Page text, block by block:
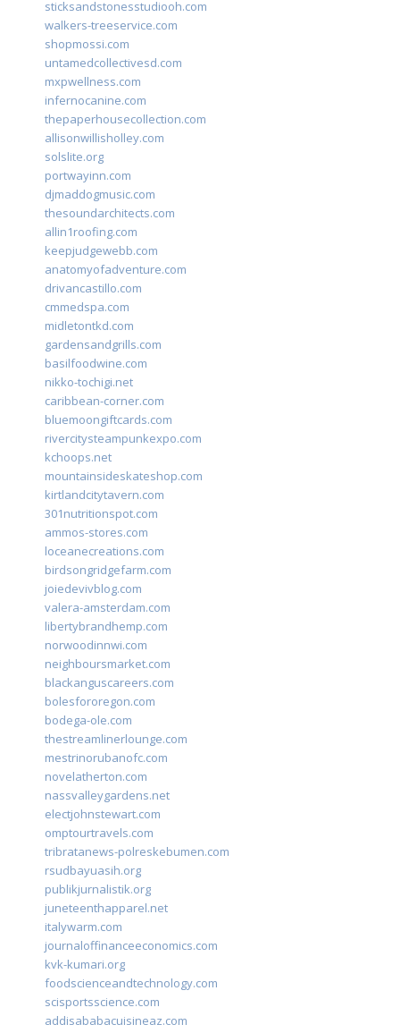
sticksandstonesstudiooh.com
walkers-treeservice.com
shopmossi.com
untamedcollectivesd.com
mxpwellness.com
infernocanine.com
thepaperhousecollection.com
allisonwillisholley.com
solslite.org
portwayinn.com
djmaddogmusic.com
thesoundarchitects.com
allin1roofing.com
keepjudgewebb.com
anatomyofadventure.com
drivancastillo.com
cmmedspa.com
midletontkd.com
gardensandgrills.com
basilfoodwine.com
nikko-tochigi.net
caribbean-corner.com
bluemoongiftcards.com
rivercitysteampunkexpo.com
kchoops.net
mountainsideskateshop.com
kirtlandcitytavern.com
301nutritionspot.com
ammos-stores.com
loceanecreations.com
birdsongridgefarm.com
joiedevivblog.com
valera-amsterdam.com
libertybrandhemp.com
norwoodinnwi.com
neighboursmarket.com
blackanguscareers.com
bolesfororegon.com
bodega-ole.com
thestreamlinerlounge.com
mestrinorubanofc.com
novelatherton.com
nassvalleygardens.net
electjohnstewart.com
omptourtravels.com
tribratanews-polreskebumen.com
rsudbayuasih.org
publikjurnalistik.org
juneteenthapparel.net
italywarm.com
journaloffinanceeconomics.com
kvk-kumari.org
foodscienceandtechnology.com
scisportsscience.com
addisababacuisineaz.com